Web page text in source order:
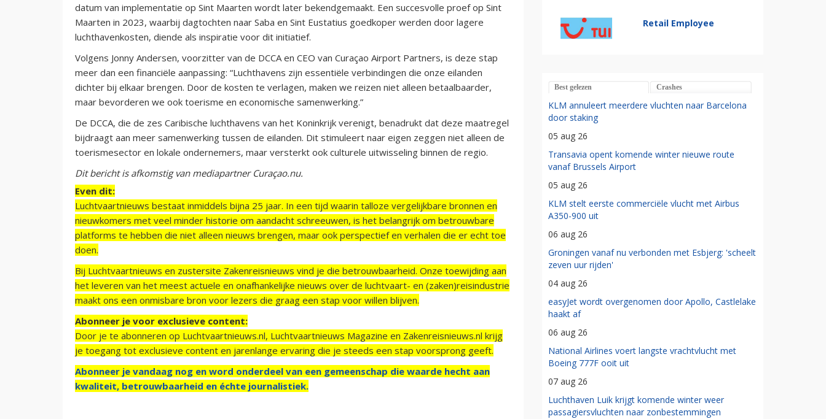
datum van implementatie op Sint Maarten wordt later bekendgemaakt. Een succesvolle proef op Sint
Maarten in 2023, waarbij dagtochten naar Saba en Sint Eustatius goedkoper werden door lagere
luchthavenkosten, diende als inspiratie voor dit initiatief.
Volgens Jonny Andersen, voorzitter van de DCCA en CEO van Curaçao Airport Partners, is deze stap
meer dan een financiële aanpassing: “Luchthavens zijn essentiële verbindingen die onze eilanden
dichter bij elkaar brengen. Door de kosten te verlagen, maken we reizen niet alleen betaalbaarder,
maar bevorderen we ook toerisme en economische samenwerking.”
De DCCA, die de zes Caribische luchthavens van het Koninkrijk verenigt, benadrukt dat deze maatregel
bijdraagt aan meer samenwerking tussen de eilanden. Dit stimuleert naar eigen zeggen niet alleen de
toerismesector en lokale ondernemers, maar versterkt ook culturele uitwisseling binnen de regio.
Dit bericht is afkomstig van mediapartner Curaçao.nu.
Even dit:
Luchtvaartnieuws bestaat inmiddels bijna 25 jaar. In een tijd waarin talloze vergelijkbare bronnen en
nieuwkomers met veel minder historie om aandacht schreeuwen, is het belangrijk om betrouwbare
platforms te hebben die niet alleen nieuws brengen, maar ook perspectief en verhalen die er echt toe
doen.
Bij Luchtvaartnieuws en zustersite Zakenreisnieuws vind je die betrouwbaarheid. Onze toewijding aan
het leveren van het meest actuele en onafhankelijke nieuws over de luchtvaart- en (zaken)reisindustrie
maakt ons een onmisbare bron voor lezers die graag een stap voor willen blijven.
Abonneer je voor exclusieve content:
Door je te abonneren op Luchtvaartnieuws.nl, Luchtvaartnieuws Magazine en Zakenreisnieuws.nl krijg
je toegang tot exclusieve content en jarenlange ervaring die je steeds een stap voorsprong geeft.
Abonneer je vandaag nog en word onderdeel van een gemeenschap die waarde hecht aan
kwaliteit, betrouwbaarheid en échte journalistiek.
Retail Employee
Best gelezen Crashes
KLM annuleert meerdere vluchten naar Barcelona
door staking
05 aug 26
Transavia opent komende winter nieuwe route
vanaf Brussels Airport
05 aug 26
KLM stelt eerste commerciële vlucht met Airbus
A350-900 uit
06 aug 26
Groningen vanaf nu verbonden met Esbjerg: 'scheelt
zeven uur rijden'
04 aug 26
easyJet wordt overgenomen door Apollo, Castlelake
haakt af
06 aug 26
National Airlines voert langste vrachtvlucht met
Boeing 777F ooit uit
07 aug 26
Luchthaven Luik krijgt komende winter weer
passagiersvluchten naar zonbestemmingen